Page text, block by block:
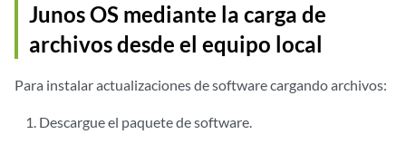
Junos OS mediante la carga de
archivos desde el equipo local
Para instalar actualizaciones de software cargando archivos:
Descargue el paquete de software.